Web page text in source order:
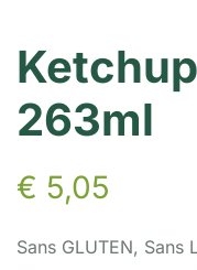
263ml
€ 5,05
Sans GLUTEN, Sans